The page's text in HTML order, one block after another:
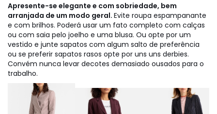
Apresente-se elegante e com sobriedade, bem
arranjada de um modo geral. Evite roupa espampanante
e com brilhos. Poderá usar um fato completo com calças
ou com saia pelo joelho e uma blusa. Ou opte por um
vestido e junte sapatos com algum salto de preferência
ou se preferir sapatos rasos opte por uns uns derbies.
Convém nunca levar decotes demasiado ousados para o
trabalho.